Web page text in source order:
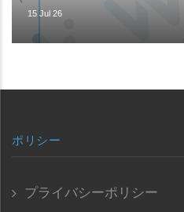
15 Jul 26
ポリシー
プライバシーポリシー